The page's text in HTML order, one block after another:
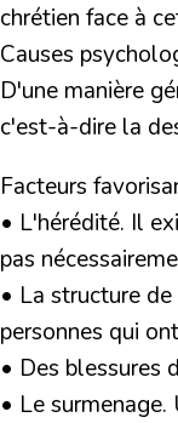
chrétien face à
Causes
D'une manière
c'est-à-dire la
Facteurs
• L'hérédité. Il
pas
• La structure
personnes qui
• Des blessures
• Le surmenage.